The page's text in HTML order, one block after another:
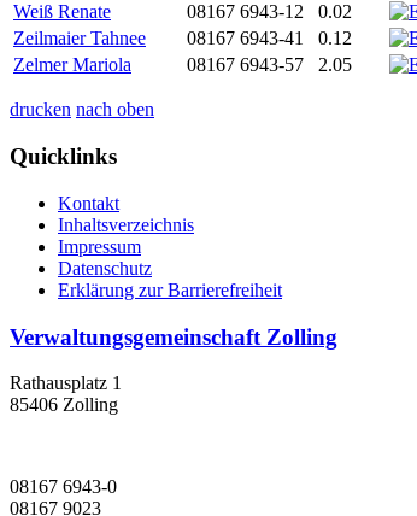
Weiß Renate
08167 6943-12 0.02
Zeilmaier Tahnee
08167 6943-41 0.12
Zelmer Mariola
08167 6943-57 2.05
drucken nach oben
Quicklinks
Kontakt
Inhaltsverzeichnis
Impressum
Datenschutz
Erklärung zur Barrierefreiheit
Verwaltungsgemeinschaft Zolling
Rathausplatz 1
85406 Zolling
08167 6943-0
08167 9023